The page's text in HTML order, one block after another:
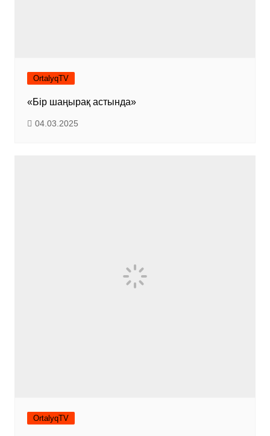
OrtalyqTV
«Бір шаңырақ астында»
04.03.2025
OrtalyqTV